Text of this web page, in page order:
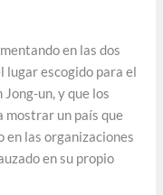
en las dos
lugar escogido para el
un, y que los
un país que
las organizaciones
en su propio